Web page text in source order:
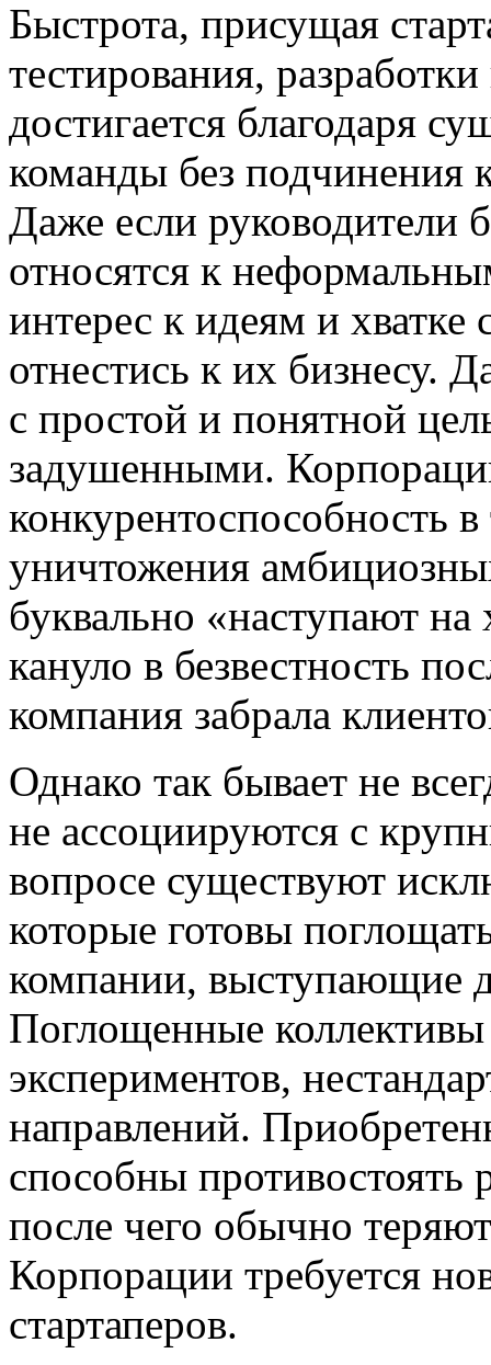
Быстрота, присущая
тестирования,
достигается благодаря
команды без подчинения
Даже если руководители
относятся к
интерес к идеям и хватке
отнестись к их бизнесу.
с простой и понятной
задушенными.
конкурентоспособность
уничтожения
буквально «наступают на
кануло в безвестность
компания забрала
Однако так бывает не
не ассоциируются с
вопросе существуют
которые готовы
компании, выступающие
Поглощенные
экспериментов,
направлений.
способны
после чего обычно
Корпорации требуется
стартаперов.